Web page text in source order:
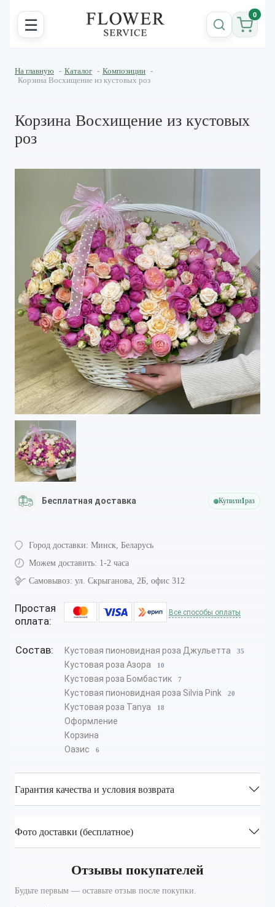
☰ 0
На главную - Каталог - Композиции -
Корзина Восхищение из кустовых роз
Корзина Восхищение из кустовых
роз
Бесплатная доставка Купили1раз
Город доставки: Минск, Беларусь
Можем доставить: 1-2 часа
Самовывоз: ул. Скрыганова, 2Б, офис 312
Простая
оплата:
Все способы оплаты
Состав: Кустовая пионовидная роза Джульетта 35
Кустовая роза Азора 10
Кустовая роза Бомбастик 7
Кустовая пионовидная роза Silvia Pink 20
Кустовая роза Tanya 18
Оформление
Корзина
Оазис
6
Гарантия качества и условия возврата
Фото доставки (бесплатное)
Отзывы покупателей
Будьте первым — оставьте отзыв после покупки.